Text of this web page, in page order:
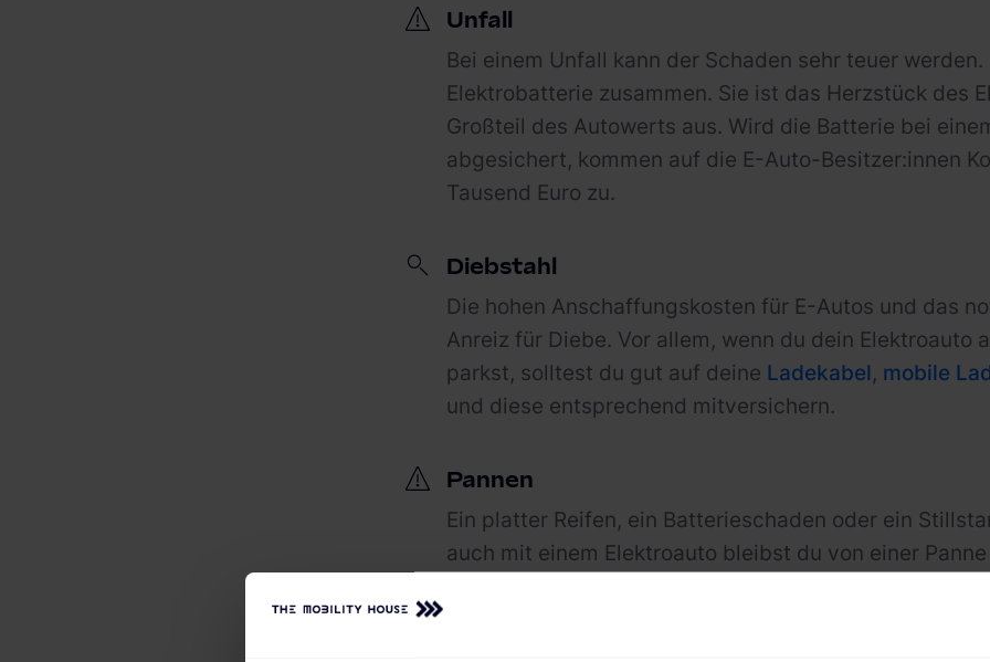
Unfall
Bei einem Unfall kann der Schaden sehr teuer
Elektrobatterie zusammen. Sie ist das Herzstück des
Großteil des Autowerts aus. Wird die Batterie bei
abgesichert, kommen auf die E-Auto-Besitzer:innen
Tausend Euro zu.
Diebstahl
Die hohen Anschaffungskosten für E-Autos und das
Anreiz für Diebe. Vor allem, wenn du dein Elektroauto
parkst, solltest du gut auf deine Ladekabel, mobile
und diese entsprechend mitversichern.
Pannen
Ein platter Reifen, ein Batterieschaden oder ein
auch mit einem Elektroauto bleibst du von einer
muss möglicherweise abgeschleppt werden. Wenn